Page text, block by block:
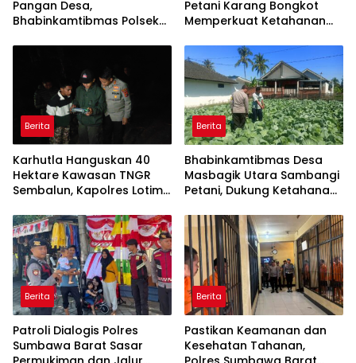
Pangan Desa,
Bhabinkamtibmas Polsek
Kuranji Dalang
Petani Karang Bongkot
Memperkuat Ketahanan
Berita
Karhutla Hanguskan 40
Hektare Kawasan TNGR
Sembalun, Kapolres Lotim
Api
Berita
Bhabinkamtibmas Desa
Masbagik Utara Sambangi
Petani, Dukung Ketahanan
Pangan
Berita
Patroli Dialogis Polres
Sumbawa Barat Sasar
Berita
Pastikan Keamanan dan
Kesehatan Tahanan,